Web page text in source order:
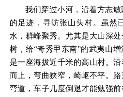
我们穿过小河，沿着方志
的足迹，寻访张山头村。虽然
水，群峰聚秀。尤其是大山深
树，给“奇秀甲东南”的武夷山
是一座海拔近千米的高山村。
而上，弯曲狭窄，崎岖不平。
弯道，车子几度倒退才能勉强